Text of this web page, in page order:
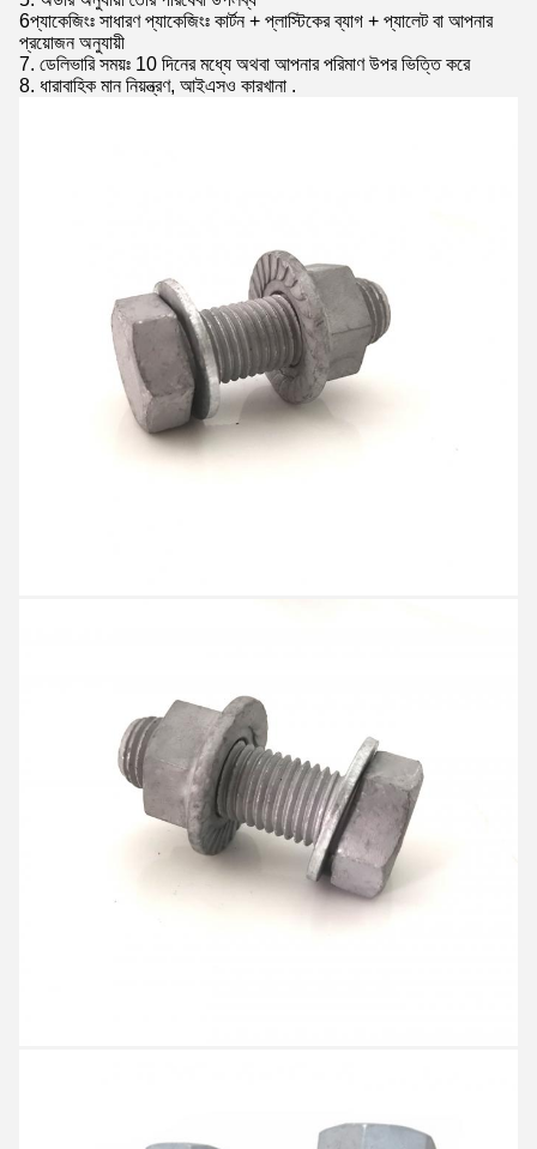
6প্যাকেজিংঃ সাধারণ প্যাকেজিংঃ কার্টন + প্লাস্টিকের ব্যাগ + প্যালেট বা আপনার
প্রয়োজন অনুযায়ী
7. ডেলিভারি সময়ঃ 10 দিনের মধ্যে অথবা আপনার পরিমাণ উপর ভিত্তি করে
8. ধারাবাহিক মান নিয়ন্ত্রণ, আইএসও কারখানা .